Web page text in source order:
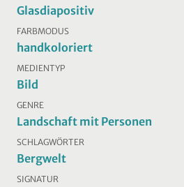
Glasdiapositiv
FARBMODUS
handkoloriert
MEDIENTYP
Bild
GENRE
Landschaft mit Personen
SCHLAGWÖRTER
Bergwelt
SIGNATUR